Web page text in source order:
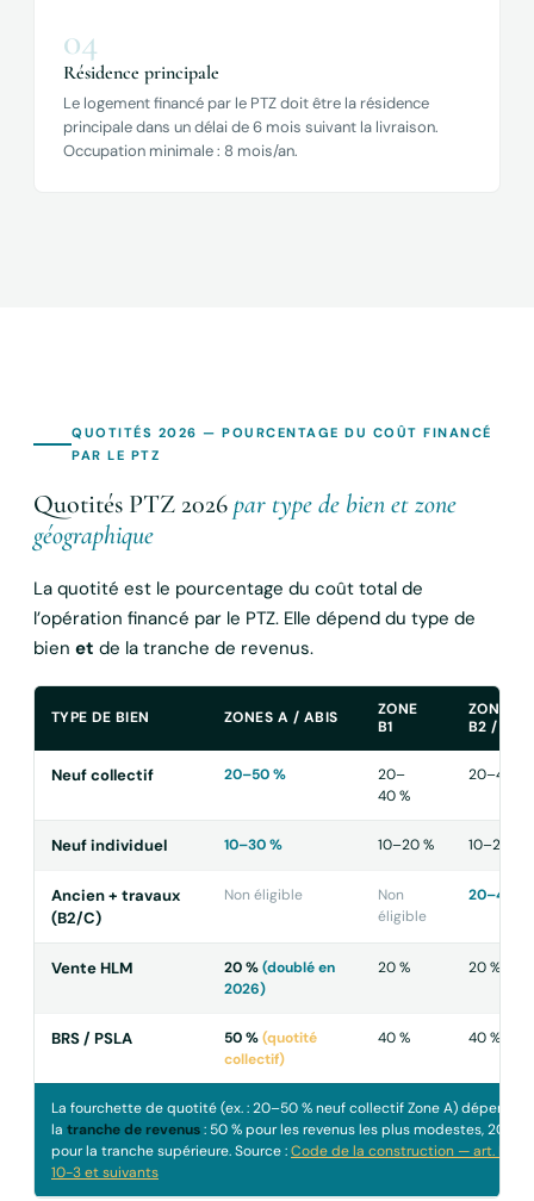
04
Résidence principale
Le logement financé par le PTZ doit être la résidence
principale dans un délai de 6 mois suivant la livraison.
Occupation minimale : 8 mois/an.
QUOTITÉS 2026 — POURCENTAGE DU COÛT FINANCÉ
PAR LE PTZ
Quotités PTZ 2026par type de bien et zone
géographique
La quotité est le pourcentage du coût total de
l’opération financé par le PTZ. Elle dépend du type de
bien et de la tranche de revenus.
TYPE DE BIEN ZONES A / ABIS
ZONE
B1
ZONES
B2 / C
Neuf collectif 20–50 %
20–
40 %
20–40 %
Neuf individuel 10–30 % 10–20 % 10–20 %
Ancien + travaux
(B2/C)
Non éligible
Non
éligible
20–40 %
Vente HLM 20 %(doublé en
2026)
20 % 20 %
BRS / PSLA 50 %(quotité
collectif)
40 % 40 %
La fourchette de quotité (ex. : 20–50 % neuf collectif Zone A) dépend
la tranche de revenus: 50 % pour les revenus les plus modestes, 20 %
pour la tranche supérieure. Source :Code de la construction — art. D31-
10-3 et suivants